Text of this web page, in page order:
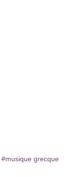
#musique grecque